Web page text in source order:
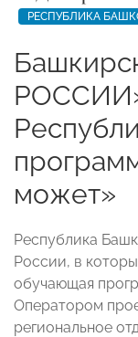
РЕСПУБЛИКА
может»
Республика
России, в
обучающая
Оператором
региональное